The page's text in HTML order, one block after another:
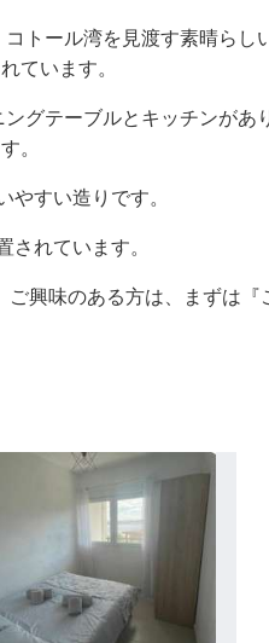
トール湾を見渡す素晴らし
ています。
グテーブルとキッチンがあ
。
すい造りです。
れています。
興味のある方は、まずは『